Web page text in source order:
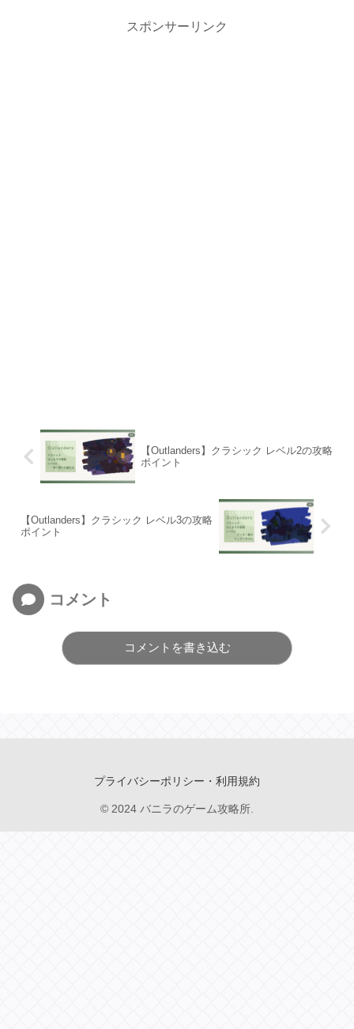
スポンサーリンク
【Outlanders】クラシック レベル2の攻略
ポイント
【Outlanders】クラシック レベル3の攻略
ポイント
コメント
コメントを書き込む
プライバシーポリシー・利用規約
© 2024 バニラのゲーム攻略所.